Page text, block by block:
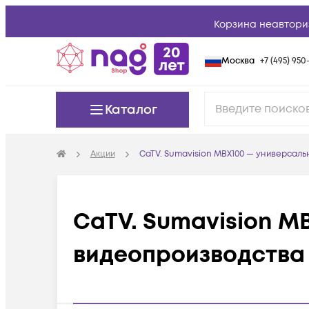
Корзина
Москва +7 (495) 950-
Каталог
Акции CaTV. Sumavision MBX100 —
CaTV. Sumavision
видеопроизводства